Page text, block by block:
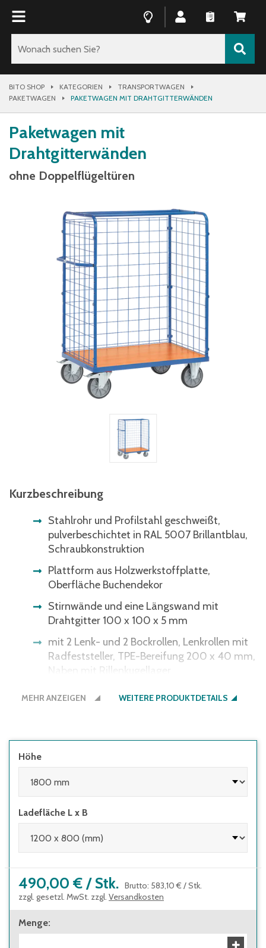
BITO SHOP KATEGORIEN
TRANSPORTWAGEN
PAKETWAGEN
PAKETWAGEN MIT DRAHTGITTERWÄNDEN
Paketwagen mit
Drahtgitterwänden
ohne Doppelflügeltüren
Kurzbeschreibung
Stahlrohr und Profilstahl geschweißt,
pulverbeschichtet in RAL 5007 Brillantblau,
Schraubkonstruktion
Plattform aus Holzwerkstoffplatte,
Oberfläche Buchendekor
Stirnwände und eine Längswand mit
Drahtgitter 100 x 100 x 5 mm
mit 2 Lenk- und 2 Bockrollen, Lenkrollen mit
Radfeststeller, TPE-Bereifung 200 x 40 mm,
Naben mit Rillenkugellager
MEHR ANZEIGEN WEITERE PRODUKTDETAILS
Höhe
Ladefläche L x B
490,00 € / Stk. Brutto: 583,10 € /Stk.
zzgl. gesetzl. MwSt. zzgl. Versandkosten
Menge: